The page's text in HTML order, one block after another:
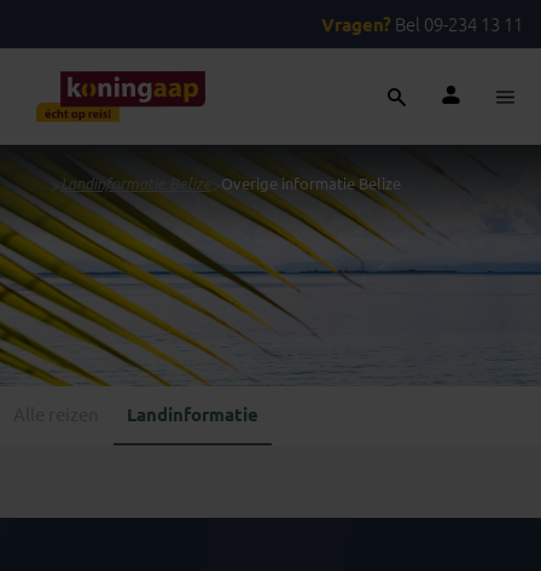
Vragen? Bel 09-234 13 11
...>Landinformatie Belize>Overige informatie Belize
Landinformatie